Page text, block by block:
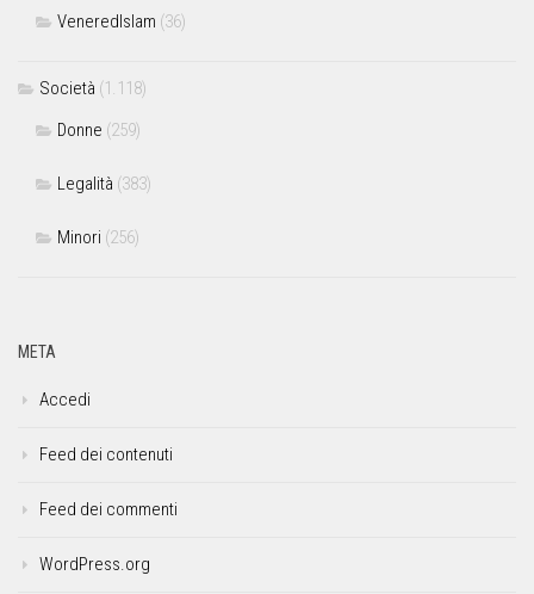
VeneredIslam (36)
Società (1.118)
Donne (259)
Legalità (383)
Minori (256)
META
Accedi
Feed dei contenuti
Feed dei commenti
WordPress.org